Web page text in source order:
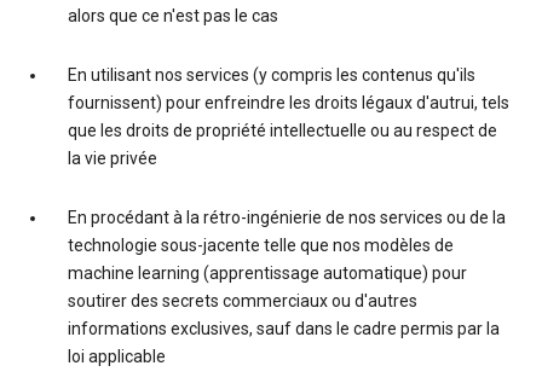
alors que ce n'est pas le cas
En utilisant nos services (y compris les contenus qu'ils
fournissent) pour enfreindre les droits légaux d'autrui, tels
que les droits de propriété intellectuelle ou au respect de
la vie privée
En procédant à la rétro-ingénierie de nos services ou de la
technologie sous-jacente telle que nos modèles de
machine learning (apprentissage automatique) pour
soutirer des secrets commerciaux ou d'autres
informations exclusives, sauf dans le cadre permis par la
loi applicable